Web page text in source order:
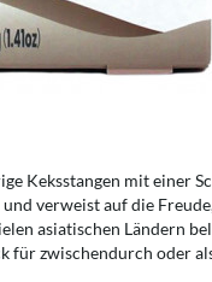
Keksstangen mit einer
verweist auf die
asiatischen Ländern
für zwischendurch oder